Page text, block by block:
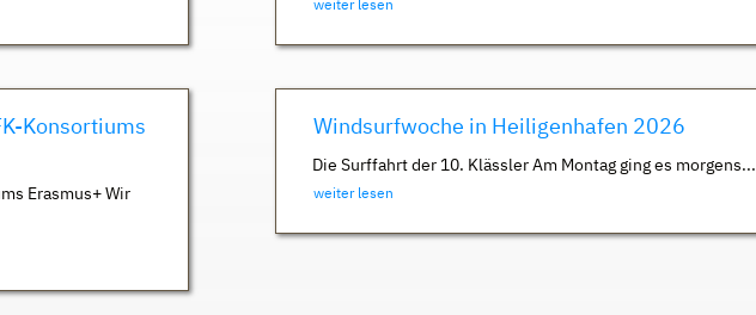
weiter lesen
Konsortiums
Erasmus+ Wir
Windsurfwoche in Heiligenhafen 2026
Die Surffahrt der 10. Klässler Am Montag ging es morgens...
weiter lesen